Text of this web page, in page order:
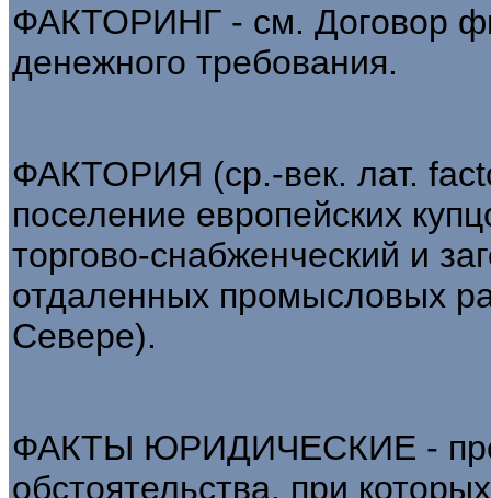
ФАКТОРИНГ - см. Договор
денежного требования.
ФАКТОРИЯ (ср.-век. лат.
поселение европейских
торгово-снабженческий и
отдаленных промысловых
Севере).
ФАКТЫ ЮРИДИЧЕСКИЕ -
обстоятельства, при